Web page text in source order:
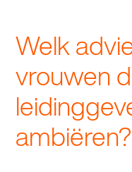
Welk
vrouwen
ambiëren?